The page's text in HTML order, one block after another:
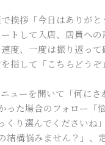
挨拶「今日はありがと
トして入店、店員へ
度、一度は振り返って
指して「こちらどう
ューを開いて「何にさ
った場合のフォロー「
くり選んでくださいね
結構悩みません？」、